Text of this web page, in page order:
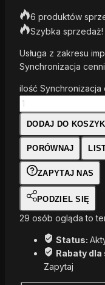
6 produktów
Szybka
Usługa z zakresu
Synchronizacja
ilość
DODAJ DO
PORÓWNAJ
ZAPYTAJ NAS
PODZIEL SIĘ
29 osób ogląda to
Status:
Rabaty dla
Zapytaj